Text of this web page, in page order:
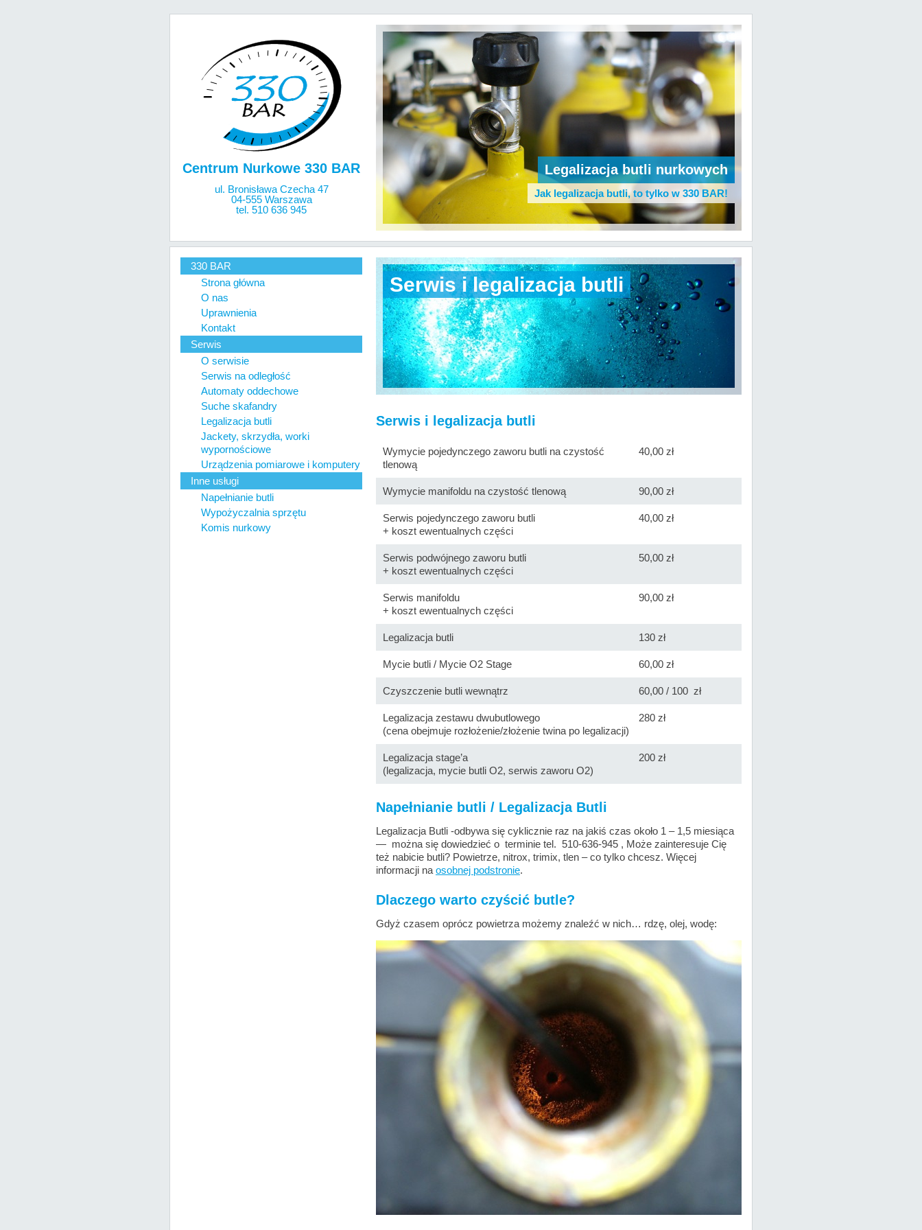
Centrum Nurkowe 330 BAR
ul. Bronisława Czecha 47
04-555 Warszawa
tel. 510 636 945
Legalizacja butli nurkowych
Jak legalizacja butli, to tylko w 330 BAR!
330 BAR
Strona główna
O nas
Uprawnienia
Kontakt
Serwis
O serwisie
Serwis na odległość
Automaty oddechowe
Suche skafandry
Legalizacja butli
Jackety, skrzydła, worki
wypornościowe
Urządzenia pomiarowe i komputery
Inne usługi
Napełnianie butli
Wypożyczalnia sprzętu
Komis nurkowy
Serwis i legalizacja butli
Serwis i legalizacja butli
Wymycie pojedynczego zaworu butli na czystość
tlenową
40,00 zł
Wymycie manifoldu na czystość tlenową 90,00 zł
Serwis pojedynczego zaworu butli
+ koszt ewentualnych części
40,00 zł
Serwis podwójnego zaworu butli
+ koszt ewentualnych części
50,00 zł
Serwis manifoldu
+ koszt ewentualnych części
90,00 zł
Legalizacja butli 130 zł
Mycie butli / Mycie O2 Stage 60,00 zł
Czyszczenie butli wewnątrz 60,00 / 100 zł
Legalizacja zestawu dwubutlowego
(cena obejmuje rozłożenie/złożenie twina po legalizacji)
280 zł
Legalizacja stage’a
(legalizacja, mycie butli O2, serwis zaworu O2)
200 zł
Napełnianie butli / Legalizacja Butli
Legalizacja Butli -odbywa się cyklicznie raz na jakiś czas około 1 – 1,5 miesiąca
— można się dowiedzieć o terminie tel. 510-636-945 , Może zainteresuje Cię
też nabicie butli? Powietrze, nitrox, trimix, tlen – co tylko chcesz. Więcej
informacji na osobnej podstronie.
Dlaczego warto czyścić butle?
Gdyż czasem oprócz powietrza możemy znaleźć w nich… rdzę, olej, wodę: